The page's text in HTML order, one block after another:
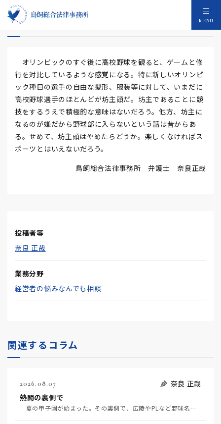
MENU
オリンピックと高校野球
オリンピックのすぐ後に高校野球を観ると、ゲームと修
行を対比しているような感覚になる。特に新しいオリンピ
ック種目の選手の自由な髪形、服装等に対して、いまだに
高校野球選手のほとんどが坊主頭だ。坊主であることに競
技をするうえで積極的な意味はないだろう。他方、坊主に
なるのが嫌だから野球部に入らないという話は昔からあ
る。せめて、坊主頭はやめたらどうか。楽しくなければス
ポーツとはいえないだろう。
鳥飼総合法律事務所 弁護士 奈良正哉
投稿者等
奈良 正哉
業務分野
経営者の悩みなんでも相談
関連するコラム
2026.08.07
奈良 正哉
熱闘の裏側で
夏の甲子園が始まった。その裏側で、広陵やPLなど野球名門校（だった）の不祥事のその後について、「熱…